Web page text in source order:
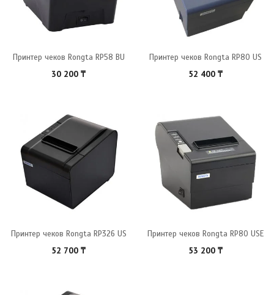
Принтер чеков Rongta RP58 BU
30 200 ₸
Принтер чеков Rongta RP80 US
52 400 ₸
Принтер чеков Rongta RP326 US
52 700 ₸
Принтер чеков Rongta RP80 USE
53 200 ₸